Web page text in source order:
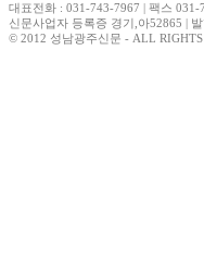
대표전화 : 031-743-7967 | 팩스 031-
신문사업자 등록증 경기,아52865 |
© 2012 성남광주신문 - ALL RIGHTS